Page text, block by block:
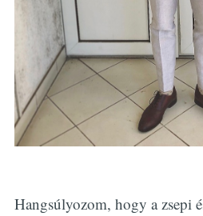
Hangsúlyozom, hogy a zsepi